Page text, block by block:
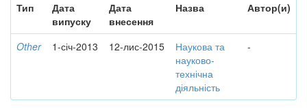
Тип
Дата
випуску
Дата
внесення
Назва Автор(и)
Other 1-січ-2013 12-лис-2015
Наукова та
науково-
технічна
діяльність
-